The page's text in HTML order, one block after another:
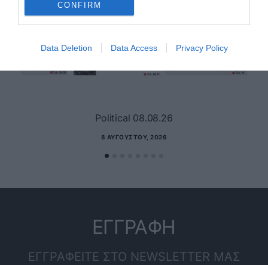
CONFIRM
Data Deletion Data Access Privacy Policy
Political 08.08.26
8 ΑΥΓΟΎΣΤΟΥ, 2026
ΕΓΓΡΑΦΗ
ΕΓΓΡΑΦΕΙΤΕ ΣΤΟ NEWSLETTER ΜΑΣ